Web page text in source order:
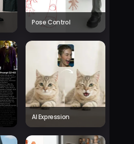
Pose Control
AI Expression